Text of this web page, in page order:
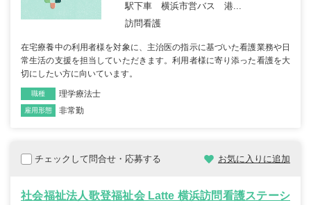
駅下車 横浜市営バス 港...
訪問看護
在宅療養中の利用者様を対象に、主治医の指示に基づいた看護業務や日
常生活の支援を担当していただきます。利用者様に寄り添った看護を大
切にしたい方に向いています。
職種 理学療法士
雇用形態 非常勤
チェックして問合せ・応募する お気に入りに追加
社会福祉法人歌登福祉会 Latte 横浜訪問看護ステーシ